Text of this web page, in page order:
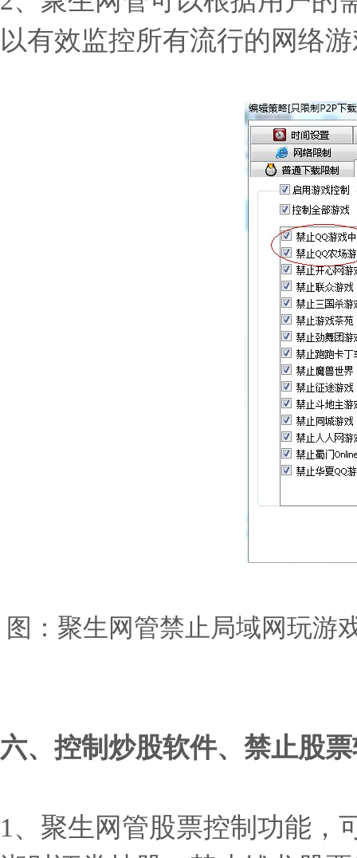
以有效监控所有流行的网络
图：聚生网管禁止局域网玩游
六、控制炒股软件、禁止股
1、聚生网管股票控制功能，